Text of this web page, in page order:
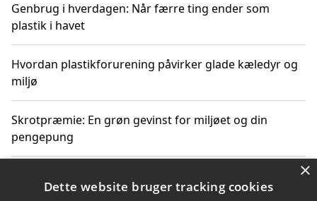
Genbrug i hverdagen: Når færre ting ender som
plastik i havet
Hvordan plastikforurening påvirker glade kæledyr og
miljø
Skrotpræmie: En grøn gevinst for miljøet og din
pengepung
Hvordan blåfade med rist kan hjælpe med at reducere
plastik i havet
×
Dette website bruger tracking cookies